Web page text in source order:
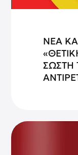
ΝΕΑ
ΣΩΣΤΗ